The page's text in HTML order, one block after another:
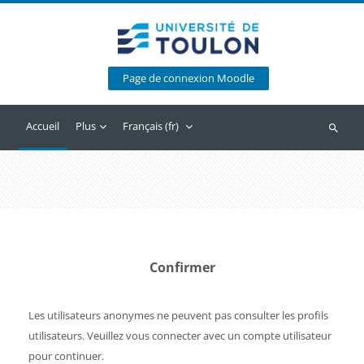
Page de connexion Moodle
Accueil Plus Français ‎(fr)‎
Confirmer
Les utilisateurs anonymes ne peuvent pas consulter les profils
utilisateurs. Veuillez vous connecter avec un compte utilisateur
pour continuer.